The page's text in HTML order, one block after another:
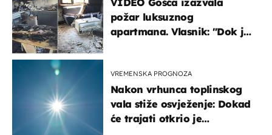
požar luksuznog
apartmana. Vlasnik: "Dok je
VREMENSKA PROGNOZA
Nakon vrhunca toplinskog
vala stiže osvježenje: Dokad
će trajati otkrio je